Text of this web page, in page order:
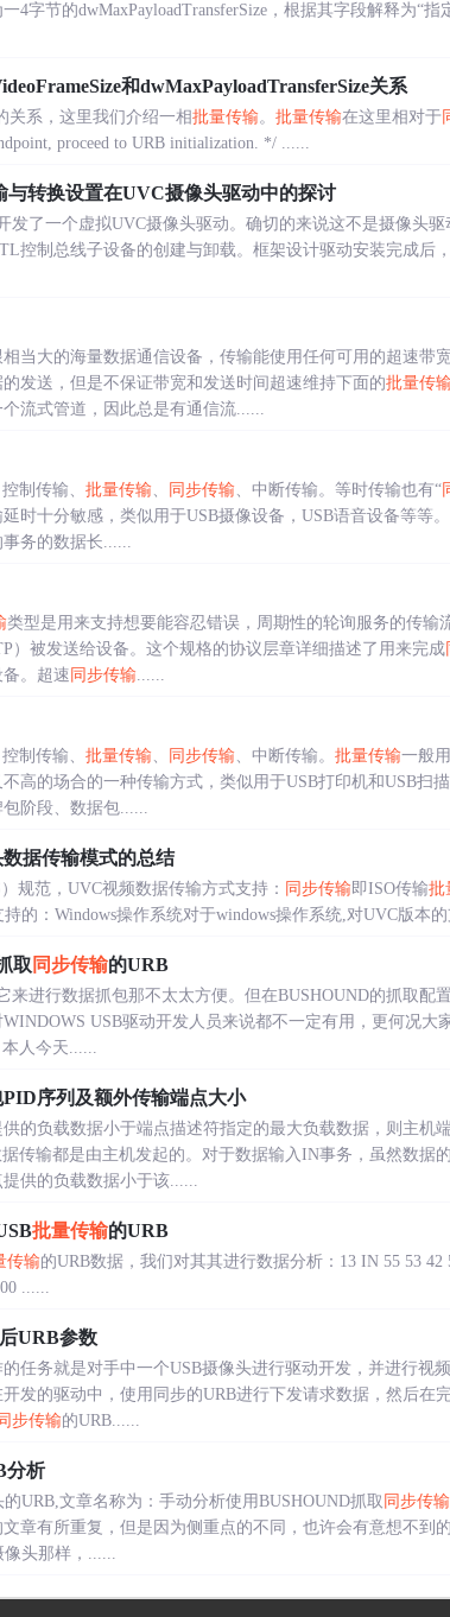
4字节的dwMaxPayloadTransferSize，根据其字段解释为“
和dwMaxPayloadTransferSize关系
关系，这里我们介绍一相批量传输。 批量传输在这里相对于
proceed to URB initialization. */ ......
与转换设置在UVC摄像头驱动中的探讨
发了一个虚拟UVC摄像头驱动。确切的来说这不是摄像头
控制总线子设备的创建与卸载。框架设计驱动安装完成后
当大的海量数据通信设备，传输能使用任何可用的超速带
发送，但是不保证带宽和发送时间超速维持下面的批量传
流式管道，因此总是有通信流......
制传输、 批量传输、 同步传输、中断传输。等时传输也有“
时十分敏感，类似用于USB摄像设备，USB语音设备等等
务的数据长......
类型是用来支持想要能容忍错误，周期性的轮询服务的传输
）被发送给设备。这个规格的协议层章详细描述了用来完成
。超速 同步传输......
制传输、 批量传输、 同步传输、中断传输。 批量传输一般
高的场合的一种传输方式，类似用于USB打印机和USB扫描
阶段、数据包......
据传输模式的总结
规范，UVC视频数据传输方式支持： 同步传输即ISO传输批
的：Windows操作系统对于windows操作系统,对UVC版本
取 同步传输的URB
来进行数据抓包那不太太方便。但在BUSHOUND的抓取配
USB驱动开发人员来说都不一定有用，更何况大
人今天......
序列及额外传输端点大小
的负载数据小于端点描述符指定的最大负载数据，则主机
传输都是由主机发起的。对于数据输入IN事务，虽然数据
供的负载数据小于该......
批量传输的URB
传输的URB数据，我们对其其进行数据分析：13 IN 55 53 42
......
URB参数
任务就是对手中一个USB摄像头进行驱动开发，并进行视
发的驱动中，使用同步的URB进行下发请求数据，然后在
同步传输的URB......
分析
URB,文章名称为：手动分析使用BUSHOUND抓取 同步传输
章有所重复，但是因为侧重点的不同，也许会有意想不到
头那样，......